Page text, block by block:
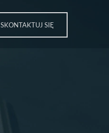
SKONTAKTUJ SIĘ